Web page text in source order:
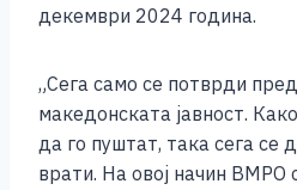
декември 2024 година.
„Сега само се потврди
македонската јавност.
да го пуштат, така сега се
врати. На овој начин